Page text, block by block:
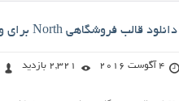
دانلود قالب فروشگاهی North برای وردپرس
4 آگوست 2016 2,321 بازدید